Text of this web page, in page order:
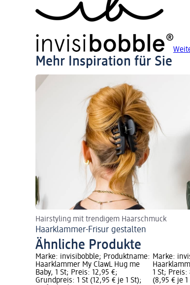
Mehr Inspiration für Sie
Hairstyling mit trendigem Haarschmuck
Haarklammer-Frisur gestalten
Ähnliche Produkte
Marke: invisibobble; Produktname:
Haarklammer My ClawL Hug me
Baby, 1 St; Preis: 12,95 €;
Grundpreis: 1 St (12,95 € je 1 St);
Marke:
1 St;
(8,95 € je